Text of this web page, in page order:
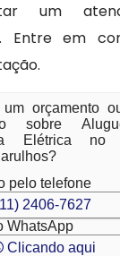
um
Entre em
orçamento
sobre
Elétrica no
pelo telefone
2406-7627
WhatsApp
Clicando aqui